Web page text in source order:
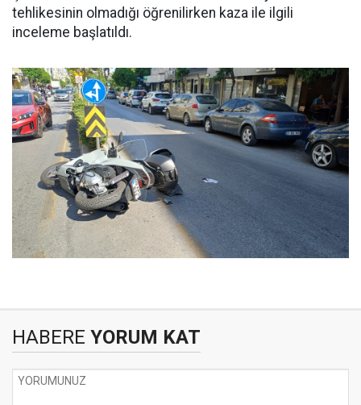
tehlikesinin olmadığı öğrenilirken kaza ile ilgili
inceleme başlatıldı.
HABERE YORUM KAT